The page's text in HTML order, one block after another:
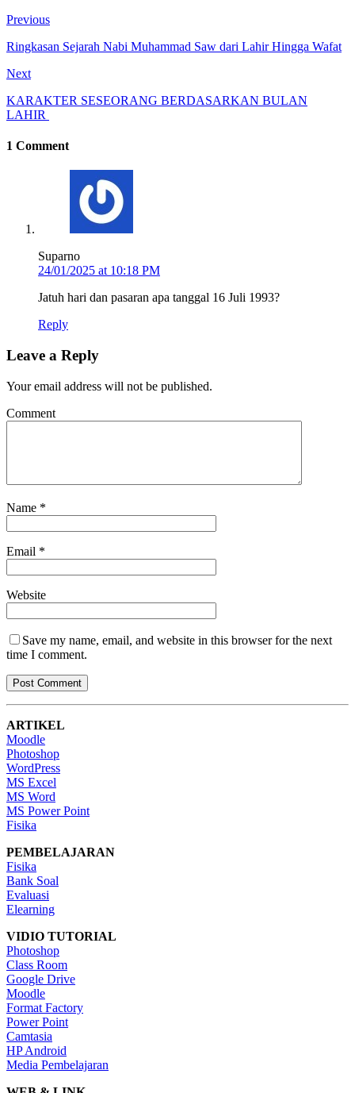
Previous
Ringkasan Sejarah Nabi Muhammad Saw dari Lahir Hingga Wafat
Next
KARAKTER SESEORANG BERDASARKAN BULAN
LAHIR
1 Comment
Suparno
24/01/2025 at 10:18 PM
Jatuh hari dan pasaran apa tanggal 16 Juli 1993?
Reply
Leave a Reply
Your email address will not be published.
Comment
Name *
Email *
Website
Save my name, email, and website in this browser for the next
time I comment.
ARTIKEL
Moodle
Photoshop
WordPress
MS Excel
MS Word
MS Power Point
Fisika
PEMBELAJARAN
Fisika
Bank Soal
Evaluasi
Elearning
VIDIO TUTORIAL
Photoshop
Class Room
Google Drive
Moodle
Format Factory
Power Point
Camtasia
HP Android
Media Pembelajaran